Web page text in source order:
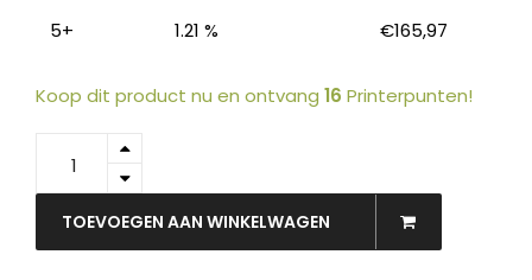
5+
1.21 % €165,97
Koop dit product nu en ontvang 16 Printerpunten!
HP
Toner
Cartridge
TOEVOEGEN AAN WINKELWAGEN